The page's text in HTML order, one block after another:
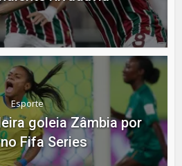
Esporte
goleia Zâmbia por
Fifa Series